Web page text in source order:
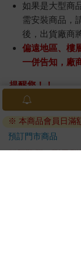
如果是大型商
需安裝商品，
後，出貨廠商
偏遠地區、樓
一併告知，廠
提醒您！！
金石堂及銀行均
ATM提款機，請
退換貨須知：
**提醒您，鑑賞期
※ 本商品會員日滿
預訂門市商品